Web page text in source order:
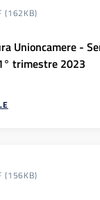
(162KB)
Unioncamere -
trimestre 2023
(156KB)